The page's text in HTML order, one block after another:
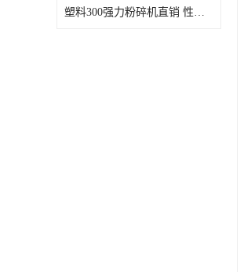
塑料300强力粉碎机直销 性价比高